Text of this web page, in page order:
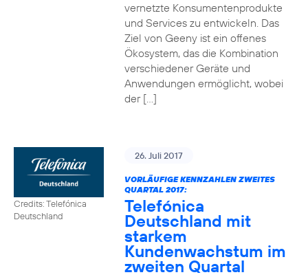
vernetzte Konsumentenprodukte
und Services zu entwickeln. Das
Ziel von Geeny ist ein offenes
Ökosystem, das die Kombination
verschiedener Geräte und
Anwendungen ermöglicht, wobei
der […]
Credits: Telefónica
Deutschland
26. Juli 2017
VORLÄUFIGE KENNZAHLEN ZWEITES
QUARTAL 2017:
Telefónica
Deutschland mit
starkem
Kundenwachstum im
zweiten Quartal